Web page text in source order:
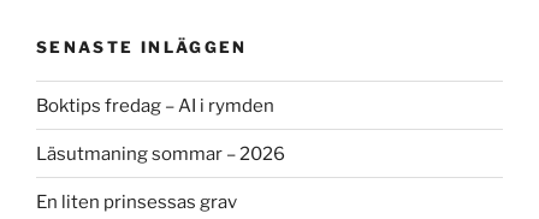
SENASTE INLÄGGEN
Boktips fredag – AI i rymden
Läsutmaning sommar – 2026
En liten prinsessas grav